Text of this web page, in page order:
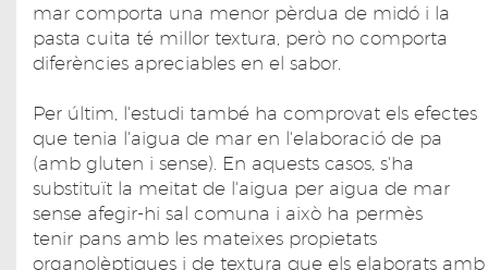
mar comporta una menor pèrdua de midó i la
pasta cuita té millor textura, però no comporta
diferències apreciables en el sabor.
Per últim, l'estudi també ha comprovat els efectes
que tenia l'aigua de mar en l'elaboració de pa
(amb gluten i sense). En aquests casos, s'ha
substituït la meitat de l'aigua per aigua de mar
sense afegir-hi sal comuna i això ha permès
tenir pans amb les mateixes propietats
organolèptiques i de textura que els elaborats amb